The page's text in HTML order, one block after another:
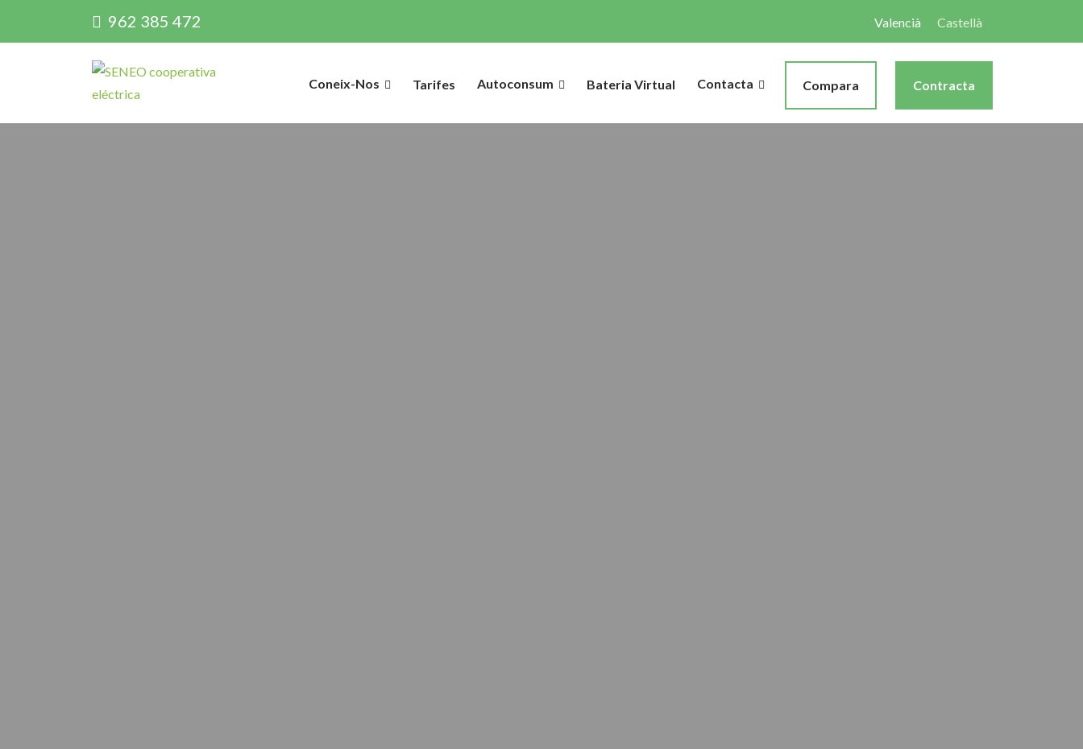
962 385 472 Valencià Castellà
Coneix-Nos Tarifes Autoconsum Bateria Virtual Contacta Compara Contracta